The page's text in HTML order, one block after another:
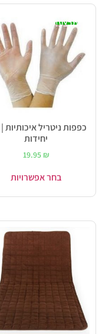
מבצע!
יחידות
19.95 ₪
בחר אפשרויות